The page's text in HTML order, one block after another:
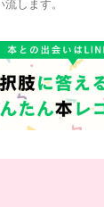
します。